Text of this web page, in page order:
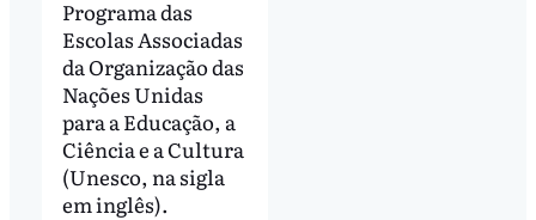
Programa das
Escolas Associadas
da Organização das
Nações Unidas
para a Educação, a
Ciência e a Cultura
(Unesco, na sigla
em inglês).